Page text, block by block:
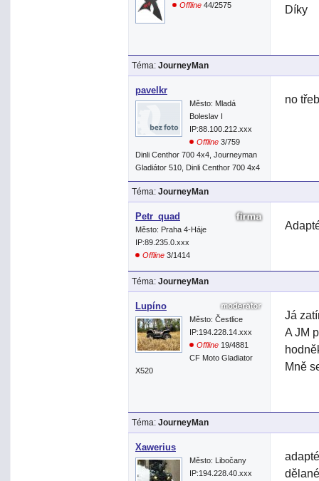
Offline 44/2575
Díky
Téma: JourneyMan
pavelkr
Město: Mladá
Boleslav I
IP:88.100.212.xxx
Offline 3/759
Dinli Centhor 700 4x4, Journeyman
Gladiátor 510, Dinli Centhor 700 4x4
no
Téma: JourneyMan
Petr_quad
Město: Praha 4-Háje
IP:89.235.0.xxx
Offline 3/1414
Téma: JourneyMan
Lupíno
Město: Čestlice
IP:194.228.14.xxx
Offline 19/4881
CF Moto Gladiator
X520
Já
A JM
Mně
Téma: JourneyMan
Xawerius
Město: Libočany
IP:194.228.40.xxx